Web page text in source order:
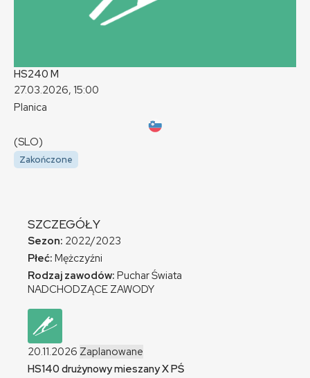
HS240 M
27.03.2026, 15:00
Planica
(SLO)
Zakończone
SZCZEGÓŁY
Sezon: 2022/2023
Płeć: Mężczyźni
Rodzaj zawodów: Puchar Świata
NADCHODZĄCE ZAWODY
20.11.2026 Zaplanowane
HS140 drużynowy mieszanyXPŚ